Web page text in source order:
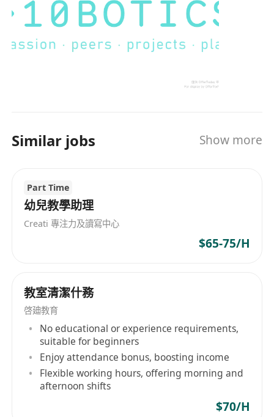
學習變得輕鬆及有趣。 無論將來從事任何職業或使
用任何工具學習，我們都可以通過課程中所學的知
識為未來帶來光明，並令我們的下一代為未來發展
Similar jobs Show more
Part Time
幼兒教學助理
Creati 專注力及讀寫中心
$65-75/H
教室清潔什務
啓廸教育
No educational or experience requirements,
suitable for beginners
Enjoy attendance bonus, boosting income
Flexible working hours, offering morning and
afternoon shifts
$70/H